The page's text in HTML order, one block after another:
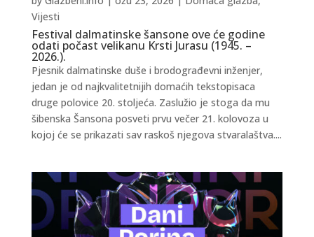
Festival dalmatinske šansone ove će godine
odati počast velikanu Krsti Jurasu (1945. –
2026.).
Vijesti
Pjesnik dalmatinske duše i brodograđevni inženjer,
jedan je od najkvalitetnijih domaćih tekstopisaca
druge polovice 20. stoljeća. Zaslužio je stoga da mu
šibenska Šansona posveti prvu večer 21. kolovoza u
kojoj će se prikazati sav raskoš njegova stvaralaštva....